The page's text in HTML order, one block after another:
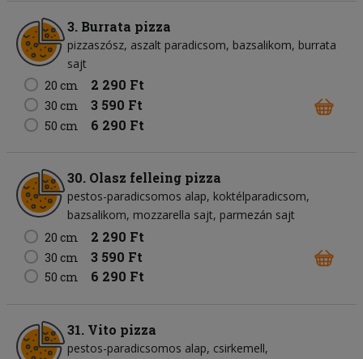
3. Burrata pizza
pizzaszósz aszalt paradicsom bazsalikom burrata
sajt
20 cm
2 290 Ft
30 cm 3 590 Ft
50 cm 6 290 Ft
30. Olasz felleing pizza
pestos-paradicsomos alap koktélparadicsom
bazsalikom mozzarella sajt parmezán sajt
20 cm
2 290 Ft
30 cm 3 590 Ft
50 cm 6 290 Ft
31. Vito pizza
pestos-paradicsomos alap csirkemell